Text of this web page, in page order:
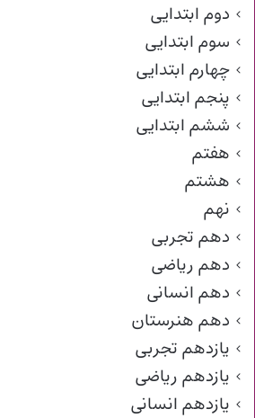
دوم ابتدایی
سوم ابتدایی
چهارم ابتدایی
پنجم ابتدایی
ششم ابتدایی
هفتم
هشتم
نهم
دهم تجربی
دهم ریاضی
دهم انسانی
دهم هنرستان
یازدهم تجربی
یازدهم ریاضی
یازدهم انسانی